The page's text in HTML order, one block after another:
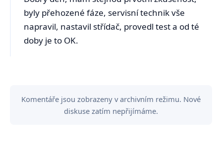
byly přehozené fáze, servisní technik vše
napravil, nastavil střídač, provedl test a od té
doby je to OK.
Komentáře jsou zobrazeny v archivním režimu. Nové
diskuse zatím nepřijímáme.